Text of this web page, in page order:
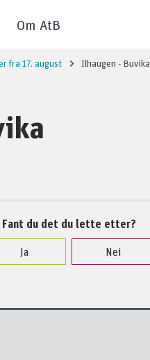
Om AtB
fra 17. august Ilhaugen - Buvika
Fant du det du lette etter?
Ja
Nei